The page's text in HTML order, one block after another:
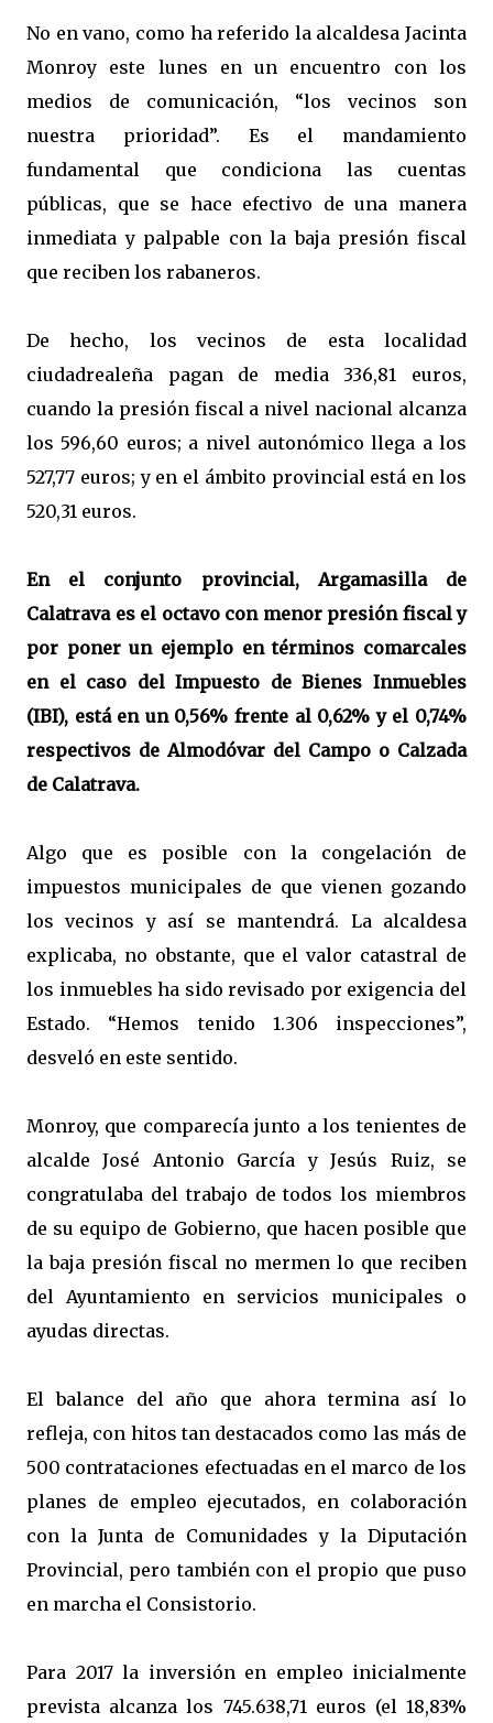
No en vano, como ha referido la alcaldesa Jacinta
Monroy este lunes en un encuentro con los
medios de comunicación, “los vecinos son
nuestra prioridad”. Es el mandamiento
fundamental que condiciona las cuentas
públicas, que se hace efectivo de una manera
inmediata y palpable con la baja presión fiscal
que reciben los rabaneros.
De hecho, los vecinos de esta localidad
ciudadrealeña pagan de media 336,81 euros,
cuando la presión fiscal a nivel nacional alcanza
los 596,60 euros; a nivel autonómico llega a los
527,77 euros; y en el ámbito provincial está en los
520,31 euros.
En el conjunto provincial, Argamasilla de
Calatrava es el octavo con menor presión fiscal y
por poner un ejemplo en términos comarcales
en el caso del Impuesto de Bienes Inmuebles
(IBI), está en un 0,56% frente al 0,62% y el 0,74%
respectivos de Almodóvar del Campo o Calzada
de Calatrava.
Algo que es posible con la congelación de
impuestos municipales de que vienen gozando
los vecinos y así se mantendrá. La alcaldesa
explicaba, no obstante, que el valor catastral de
los inmuebles ha sido revisado por exigencia del
Estado. “Hemos tenido 1.306 inspecciones”,
desveló en este sentido.
Monroy, que comparecía junto a los tenientes de
alcalde José Antonio García y Jesús Ruiz, se
congratulaba del trabajo de todos los miembros
de su equipo de Gobierno, que hacen posible que
la baja presión fiscal no mermen lo que reciben
del Ayuntamiento en servicios municipales o
ayudas directas.
El balance del año que ahora termina así lo
refleja, con hitos tan destacados como las más de
500 contrataciones efectuadas en el marco de los
planes de empleo ejecutados, en colaboración
con la Junta de Comunidades y la Diputación
Provincial, pero también con el propio que puso
en marcha el Consistorio.
Para 2017 la inversión en empleo inicialmente
prevista alcanza los 745.638,71 euros (el 18,83%